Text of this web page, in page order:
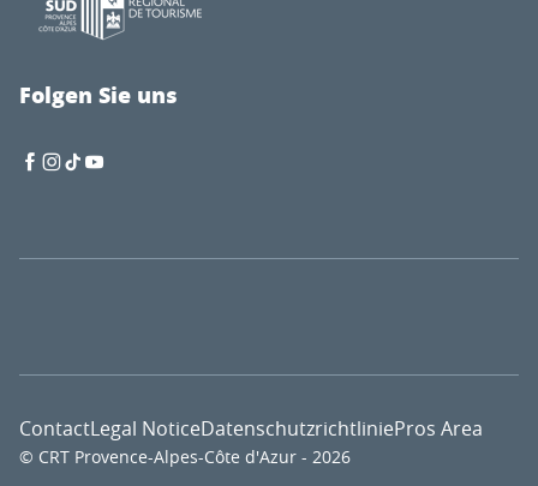
Folgen Sie uns
© CRT Provence-Alpes-Côte d'Azur - 2026
ContactLegal NoticeDatenschutzrichtliniePros Area